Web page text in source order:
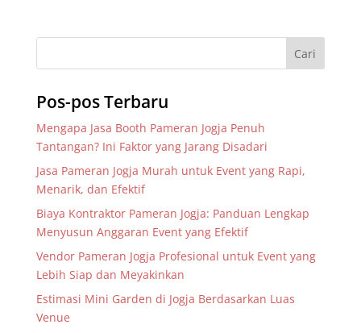
Pos-pos Terbaru
Mengapa Jasa Booth Pameran Jogja Penuh
Tantangan? Ini Faktor yang Jarang Disadari
Jasa Pameran Jogja Murah untuk Event yang Rapi,
Menarik, dan Efektif
Biaya Kontraktor Pameran Jogja: Panduan Lengkap
Menyusun Anggaran Event yang Efektif
Vendor Pameran Jogja Profesional untuk Event yang
Lebih Siap dan Meyakinkan
Estimasi Mini Garden di Jogja Berdasarkan Luas
Venue